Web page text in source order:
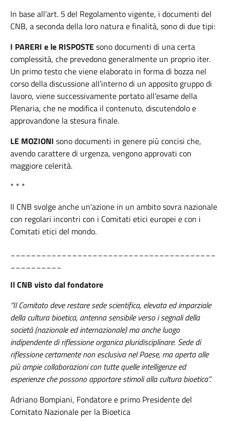
In base all’art. 5 del Regolamento vigente, i documenti del
CNB, a seconda della loro natura e finalità, sono di due tipi:
I PARERI e le RISPOSTEsono documenti di una certa
complessità, che prevedono generalmente un proprio iter.
Un primo testo che viene elaborato in forma di bozza nel
corso della discussione all’interno di un apposito gruppo di
lavoro, viene successivamente portato all’esame della
Plenaria, che ne modifica il contenuto, discutendolo e
approvandone la stesura finale.
LE MOZIONI sono documenti in genere più concisi che,
avendo carattere di urgenza, vengono approvati con
maggiore celerità.
* * *
Il CNB svolge anche un'azione in un ambito sovra nazionale
con regolari incontri con i Comitati etici europei e con i
Comitati etici del mondo.
Il CNB visto dal fondatore
“Il Comitato deve restare sede scientifica, elevata ed imparziale
della cultura bioetica, antenna sensibile verso i segnali della
società (nazionale ed internazionale) ma anche luogo
indipendente di riflessione organica pluridisciplinare. Sede di
riflessione certamente non esclusiva nel Paese, ma aperta alle
più ampie collaborazioni con tutte quelle intelligenze ed
esperienze che possono apportare stimoli alla cultura bioetica”.
Adriano Bompiani, Fondatore e primo Presidente del
Comitato Nazionale per la Bioetica